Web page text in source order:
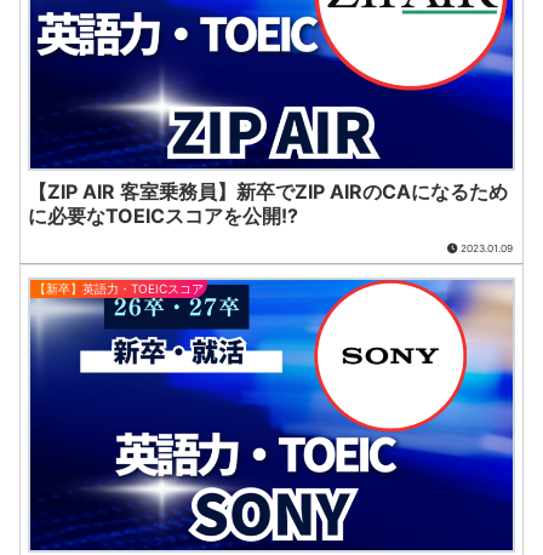
【ZIP AIR 客室乗務員】新卒でZIP AIRのCAになるため
に必要なTOEICスコアを公開!?
2023.01.09
【新卒】英語力・TOEICスコア